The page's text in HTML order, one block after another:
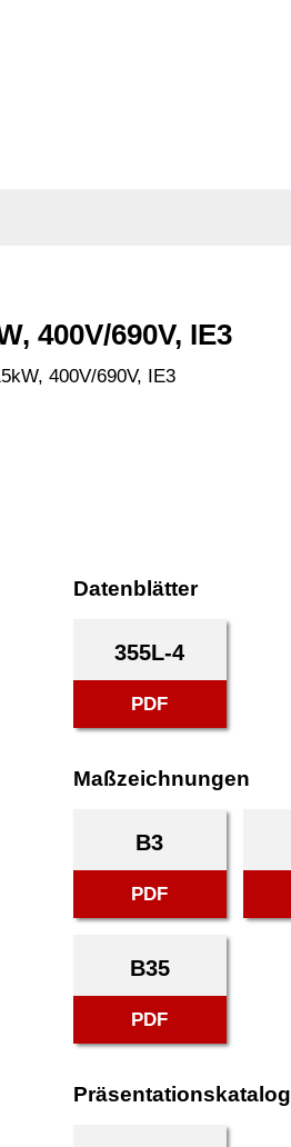
400V/690V, IE3
400V/690V, IE3
Datenblätter
355L-4
PDF
Maßzeichnungen
B3
PDF
B35
PDF
Präsentationskatalog